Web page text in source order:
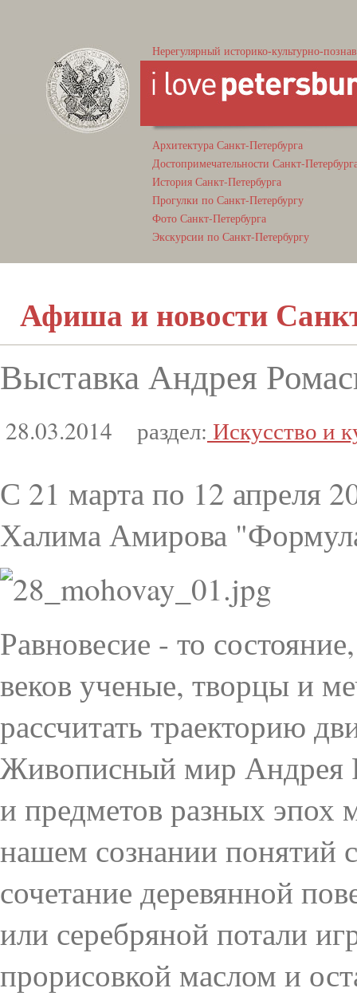
Нерегулярный историко-культурно-
Архитектура Санкт-Петербурга
Достопримечательности Санкт-
История Санкт-Петербурга
Прогулки по Санкт-Петербургу
Фото Санкт-Петербурга
Экскурсии по Санкт-Петербургу
Афиша и новости
Выставка Андрея
28.03.2014 раздел: Искусство и
С 21 марта по 12 апреля
Халима Амирова
Равновесие - то
веков ученые, творцы и
рассчитать траекторию
Живописный мир Андрея
и предметов разных эпох
нашем сознании понятий
сочетание деревянной
или серебряной потали
прорисовкой маслом и